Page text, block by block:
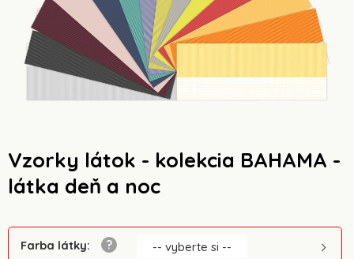
Vzorky látok - kolekcia BAHAMA -
látka deň a noc
Farba látky: -- vyberte si --